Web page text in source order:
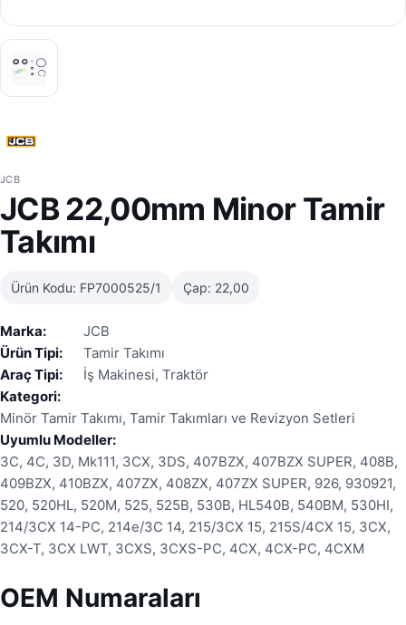
JCB
JCB 22,00mm Minor Tamir
Takımı
Ürün Kodu: FP7000525/1 Çap: 22,00
Marka:
JCB
Ürün Tipi:
Tamir Takımı
Araç Tipi:
İş Makinesi, Traktör
Kategori:
Minör Tamir Takımı, Tamir Takımları ve Revizyon Setleri
Uyumlu Modeller:
3C, 4C, 3D, Mk111, 3CX, 3DS, 407BZX, 407BZX SUPER, 408B,
409BZX, 410BZX, 407ZX, 408ZX, 407ZX SUPER, 926, 930921,
520, 520HL, 520M, 525, 525B, 530B, HL540B, 540BM, 530HI,
214/3CX 14-PC, 214e/3C 14, 215/3CX 15, 215S/4CX 15, 3CX,
3CX-T, 3CX LWT, 3CXS, 3CXS-PC, 4CX, 4CX-PC, 4CXM
OEM Numaraları